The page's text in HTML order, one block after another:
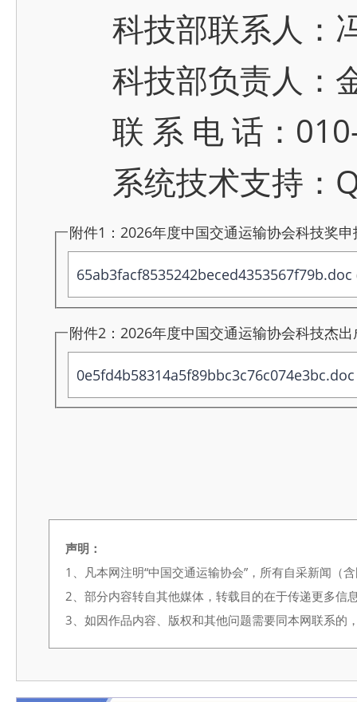
科技部联系人：
科技部负责人：
联 系 电 话：
系统技术支持：
附件1：2026年度中国交通运输协会科技奖
65ab3facf8535242beced4353567f79b.doc
附件2：2026年度中国交通运输协会科技杰
0e5fd4b58314a5f89bbc3c76c074e3bc.doc
声明：
1、凡本网注明“中国交通运输协会”，所有自采新闻（
2、部分内容转自其他媒体，转载目的在于传递更多信
3、如因作品内容、版权和其他问题需要同本网联系